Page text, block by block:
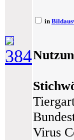
384
in
Virus